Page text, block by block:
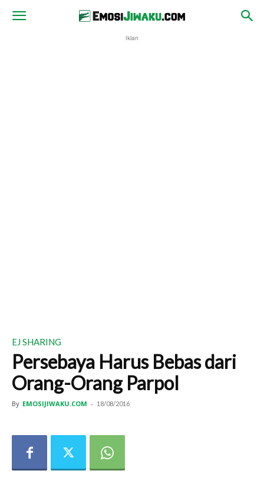
Iklan
EJ SHARING
Persebaya Harus Bebas dari
Orang-Orang Parpol
By EMOSIJIWAKU.COM - 18/08/2016